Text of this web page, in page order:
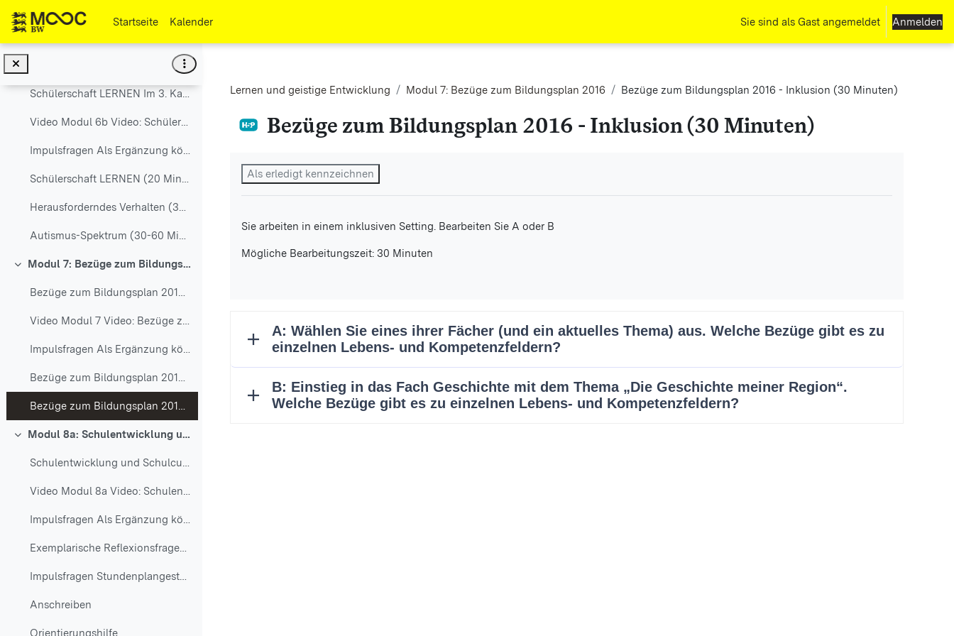
Startseite
Kalender Sie sind als Gast angemeldet Anmelden
Einklappen
Modul 6b: Schülerschaft LERNEN
Schülerschaft LERNEN Im 3. Kapitel des Teils A ...
Video Modul 6b Video: Schülerschaft LERNEN, e...
Impulsfragen Als Ergänzung können Sie Ihr Wisse...
Schülerschaft LERNEN (20 Minuten)
Herausforderndes Verhalten (30-60 Minuten)
Autismus-Spektrum (30-60 Minuten)
Einklappen
Modul 7: Bezüge zum Bildungsplan 2016
Bezüge zum Bildungsplan 2016 Modul 7 beleuchtet...
Video Modul 7 Video: Bezüge zum Bildungspla...
Impulsfragen Als Ergänzung können Sie Ihr Wisse...
Bezüge zum Bildungsplan 2016 - Lebensfelder (25 Minuten)
Bezüge zum Bildungsplan 2016 - Inklusion (30 Minuten)
Einklappen
Modul 8a: Schulentwicklung und Schulcurriculum
Schulentwicklung und Schulcurriculum Modul 8a b...
Video Modul 8a Video: Schulentwicklung und ...
Impulsfragen Als Ergänzung können Sie Ihr Wisse...
Exemplarische Reflexionsfragen zum Schulentwicklungsprozess (60 Minuten)
Impulsfragen Stundenplangestaltung (60 Minuten)
Anschreiben
Orientierungshilfe
Lernen und geistige Entwicklung Modul 7: Bezüge zum Bildungsplan 2016 Bezüge zum Bildungsplan 2016 - Inklusion (30 Minuten)
Bezüge zum Bildungsplan 2016 - Inklusion (30 Minuten)
Als erledigt kennzeichnen
Sie arbeiten in einem inklusiven Setting. Bearbeiten Sie A oder B
Mögliche Bearbeitungszeit: 30 Minuten